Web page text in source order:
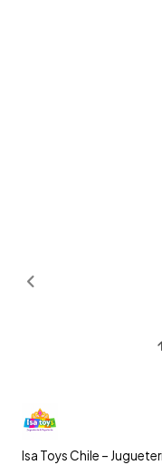
Isa Toys Chile –